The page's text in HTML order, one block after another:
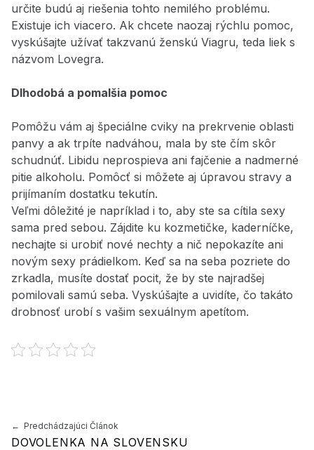
určite budú aj riešenia tohto nemilého problému.
Existuje ich viacero. Ak chcete naozaj rýchlu pomoc,
vyskúšajte užívať takzvanú ženskú Viagru, teda liek s
názvom Lovegra.
Dlhodobá a pomalšia pomoc
Pomôžu vám aj špeciálne cviky na prekrvenie oblasti
panvy a ak trpíte nadváhou, mala by ste čím skôr
schudnúť. Libidu neprospieva ani fajčenie a nadmerné
pitie alkoholu. Pomôcť si môžete aj úpravou stravy a
prijímaním dostatku tekutín.
Veľmi dôležité je napríklad i to, aby ste sa cítila sexy
sama pred sebou. Zájdite ku kozmetičke, kaderníčke,
nechajte si urobiť nové nechty a nič nepokazíte ani
novým sexy prádielkom. Keď sa na seba pozriete do
zrkadla, musíte dostať pocit, že by ste najradšej
pomilovali samú seba. Vyskúšajte a uvidíte, čo takáto
drobnosť urobí s vašim sexuálnym apetítom.
Preskočiť späť na hlavnú navigáciu
Navigácia v článku
Predchádzajúci Článok
DOVOLENKA NA SLOVENSKU